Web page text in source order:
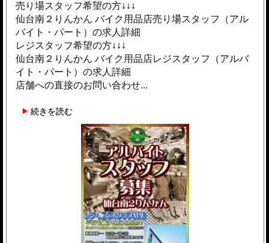
売り場スタッフ希望の方↓↓↓
仙台南２りんかん バイク用品店売り場スタッフ（アル
バイト・パート）の求人詳細
レジスタッフ希望の方↓↓↓
仙台南２りんかん バイク用品店レジスタッフ（アルバ
イト・パート）の求人詳細
店舗への直接のお問い合わせ...
続きを読む